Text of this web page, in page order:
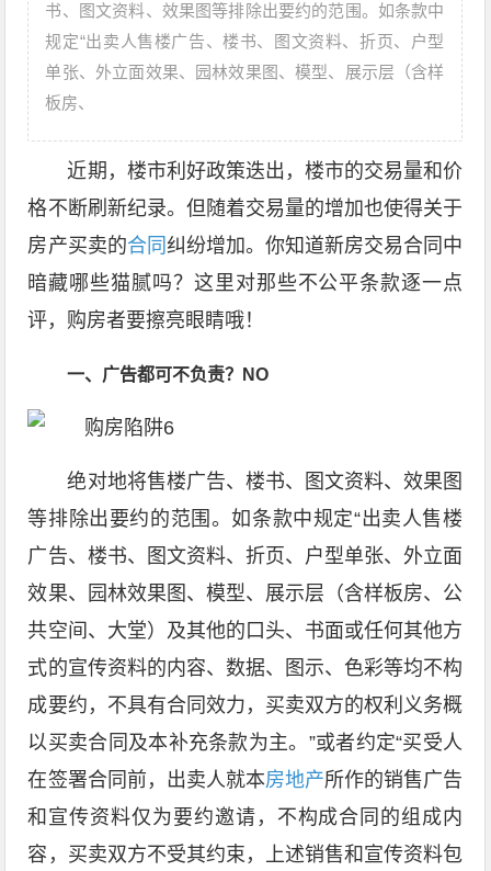
书、图文资料、效果图等排除出要约的范围。如条款中
规定“出卖人售楼广告、楼书、图文资料、折页、户型
单张、外立面效果、园林效果图、模型、展示层（含样
板房、
近期，楼市利好政策迭出，楼市的交易量和价
格不断刷新纪录。但随着交易量的增加也使得关于
房产买卖的合同 纠纷增加。你知道新房交易合同中
暗藏哪些猫腻吗？这里对那些不公平条款逐一点
评，购房者要擦亮眼睛哦！
一、广告都可不负责？NO
绝对地将售楼广告、楼书、图文资料、效果图
等排除出要约的范围。如条款中规定“出卖人售楼
广告、楼书、图文资料、折页、户型单张、外立面
效果、园林效果图、模型、展示层（含样板房、公
共空间、大堂）及其他的口头、书面或任何其他方
式的宣传资料的内容、数据、图示、色彩等均不构
成要约，不具有合同效力，买卖双方的权利义务概
以买卖合同及本补充条款为主。”或者约定“买受人
在签署合同前，出卖人就本房地产所作的销售广告
和宣传资料仅为要约邀请，不构成合同的组成内
容，买卖双方不受其约束，上述销售和宣传资料包